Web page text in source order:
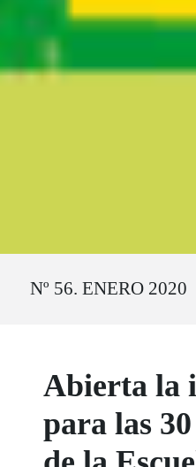
Nº 56. ENERO 2020
Abierta la
para las